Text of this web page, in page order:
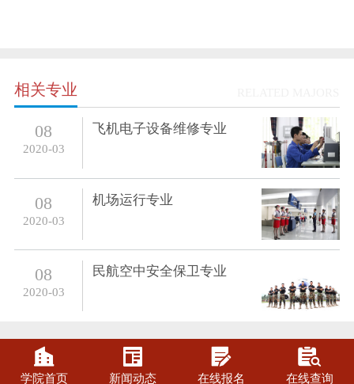
相关专业
08
2020-03
飞机电子设备维修专业
08
2020-03
机场运行专业
08
2020-03
民航空中安全保卫专业

学院首页

新闻动态

在线报名

在线查询